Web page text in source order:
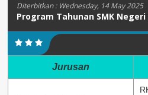
Diterbitkan : Wednesday, 14 May 2025
Program Tahunan SMK Negeri
Jurusan